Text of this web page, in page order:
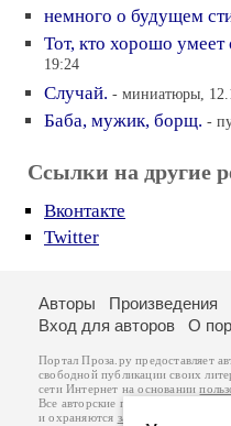
немного о будущем
Тот, кто хорошо умеет
19:24
Случай. - миниатюры,
Баба, мужик, борщ. -
Ссылки на другие
Вконтакте
Twitter
Авторы Произведения
Вход для авторов
О
Портал Проза.ру предоставляет
свободной публикации своих
сети Интернет на основании
Все авторские права на
и охраняются законом .